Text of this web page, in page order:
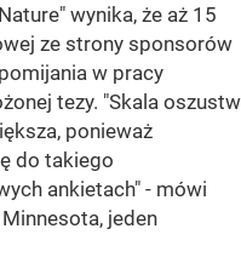
wynika, że aż 15
ze strony sponsorów
w pracy
tezy. "Skala oszustw
ponieważ
do takiego
ankietach" - mówi
jeden